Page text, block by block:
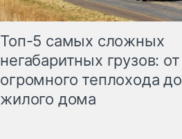
Топ-5 самых сложных
негабаритных грузов: от
огромного теплохода до
жилого дома